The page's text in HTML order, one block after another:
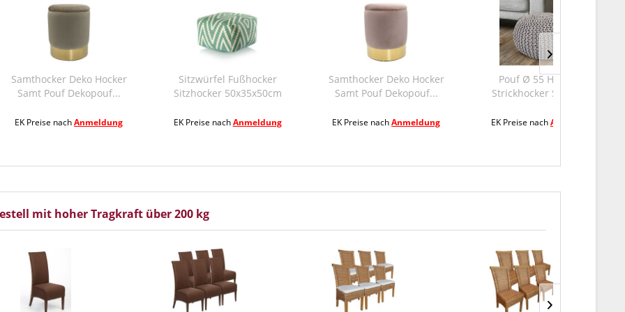
mit hoher Tragkraft über 200 kg
Hocker
Anmeldung
Sitzwürfel Fußhocker
Sitzhocker 50x35x50cm
EK Preise nach Anmeldung
Samthocker Deko Hocker
Samt Pouf Dekopouf...
EK Preise nach Anmeldung
Pouf Ø 55 H 37 H 37
Strickhocker Sitzpouf...
EK Preise nach Anmeldung